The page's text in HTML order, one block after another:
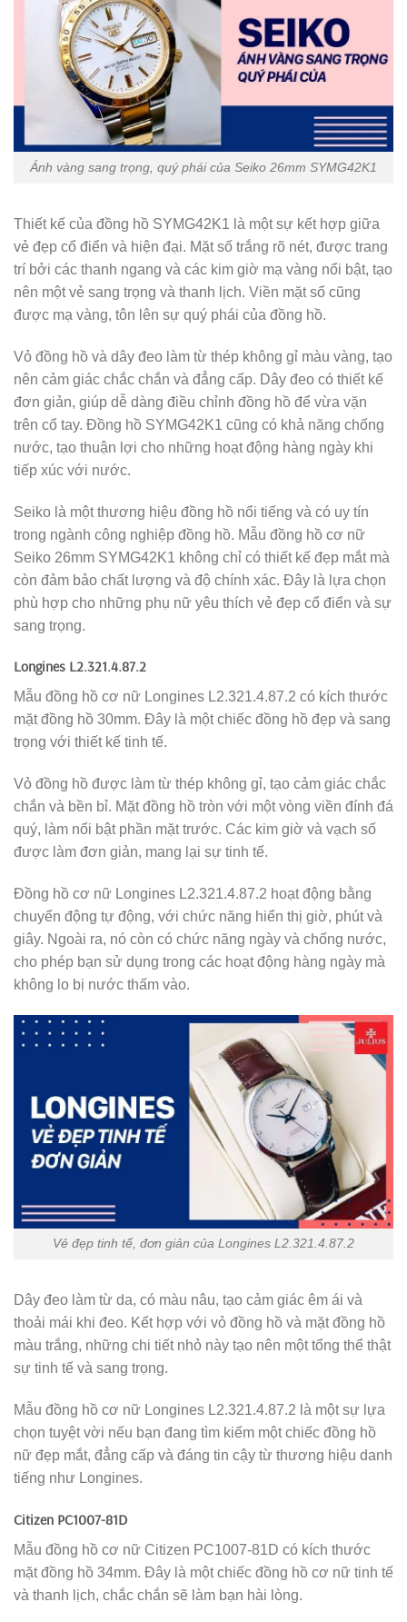
Ánh vàng sang trọng, quý phái của Seiko 26mm SYMG42K1
Thiết kế của đồng hồ SYMG42K1 là một sự kết hợp giữa
vẻ đẹp cổ điển và hiện đại. Mặt số trắng rõ nét, được trang
trí bởi các thanh ngang và các kim giờ mạ vàng nổi bật, tạo
nên một vẻ sang trọng và thanh lịch. Viền mặt số cũng
được mạ vàng, tôn lên sự quý phái của đồng hồ.
Vỏ đồng hồ và dây đeo làm từ thép không gỉ màu vàng, tạo
nên cảm giác chắc chắn và đẳng cấp. Dây đeo có thiết kế
đơn giản, giúp dễ dàng điều chỉnh đồng hồ để vừa vặn
trên cổ tay. Đồng hồ SYMG42K1 cũng có khả năng chống
nước, tạo thuận lợi cho những hoạt động hàng ngày khi
tiếp xúc với nước.
Seiko là một thương hiệu đồng hồ nổi tiếng và có uy tín
trong ngành công nghiệp đồng hồ. Mẫu đồng hồ cơ nữ
Seiko 26mm SYMG42K1 không chỉ có thiết kế đẹp mắt mà
còn đảm bảo chất lượng và độ chính xác. Đây là lựa chọn
phù hợp cho những phụ nữ yêu thích vẻ đẹp cổ điển và sự
sang trọng.
Longines L2.321.4.87.2
Mẫu đồng hồ cơ nữ Longines L2.321.4.87.2 có kích thước
mặt đồng hồ 30mm. Đây là một chiếc đồng hồ đẹp và sang
trọng với thiết kế tinh tế.
Vỏ đồng hồ được làm từ thép không gỉ, tạo cảm giác chắc
chắn và bền bỉ. Mặt đồng hồ tròn với một vòng viền đính đá
quý, làm nổi bật phần mặt trước. Các kim giờ và vạch số
được làm đơn giản, mang lại sự tinh tế.
Đồng hồ cơ nữ Longines L2.321.4.87.2 hoạt động bằng
chuyển động tự động, với chức năng hiển thị giờ, phút và
giây. Ngoài ra, nó còn có chức năng ngày và chống nước,
cho phép bạn sử dụng trong các hoạt động hàng ngày mà
không lo bị nước thấm vào.
Vẻ đẹp tinh tế, đơn giản của Longines L2.321.4.87.2
Dây đeo làm từ da, có màu nâu, tạo cảm giác êm ái và
thoải mái khi đeo. Kết hợp với vỏ đồng hồ và mặt đồng hồ
màu trắng, những chi tiết nhỏ này tạo nên một tổng thể thật
sự tinh tế và sang trọng.
Mẫu đồng hồ cơ nữ Longines L2.321.4.87.2 là một sự lựa
chọn tuyệt vời nếu bạn đang tìm kiếm một chiếc đồng hồ
nữ đẹp mắt, đẳng cấp và đáng tin cậy từ thương hiệu danh
tiếng như Longines.
Citizen PC1007-81D
Mẫu đồng hồ cơ nữ Citizen PC1007-81D có kích thước
mặt đồng hồ 34mm. Đây là một chiếc đồng hồ cơ nữ tinh tế
và thanh lịch, chắc chắn sẽ làm bạn hài lòng.